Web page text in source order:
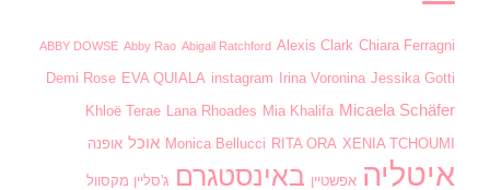
ABBY DOWSE Abby Rao Abigail Ratchford Alexis Clark Chiara Ferragni
Demi Rose EVA QUIALA instagram Irina Voronina Jessika Gotti
Khloë Terae Lana Rhoades Mia Khalifa Micaela Schäfer
Monica Bellucci RITA ORA XENIA TCHOUMI אוכל אופנה
איטליה אפשטיין באינסטגרם ג'סליין מקסוול